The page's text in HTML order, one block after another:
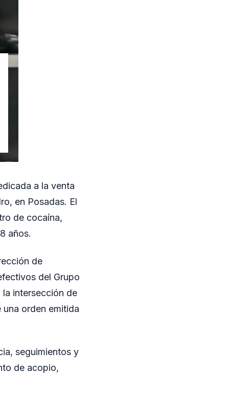
a la venta
en Posadas. El
de cocaína,
años.
de
del Grupo
la intersección de
orden emitida
seguimientos y
de acopio,